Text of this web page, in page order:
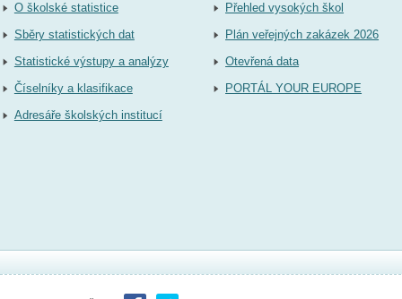
O školské statistice
Sběry statistických dat
Statistické výstupy a analýzy
Číselníky a klasifikace
Adresáře školských institucí
Přehled vysokých škol
Plán veřejných zakázek 2026
Otevřená data
PORTÁL YOUR EUROPE